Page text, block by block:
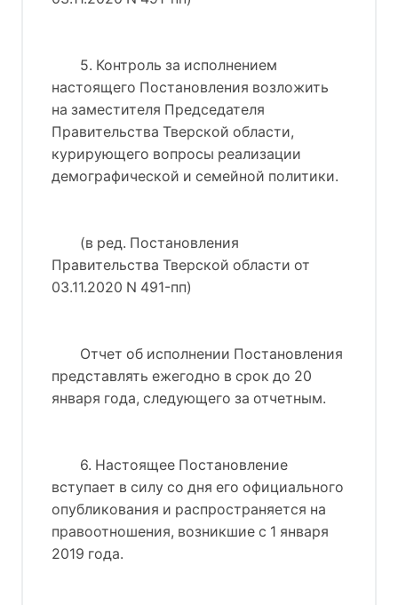
5. Контроль за исполнением
настоящего Постановления возложить
на заместителя Председателя
Правительства Тверской области,
курирующего вопросы реализации
демографической и семейной политики.
(в ред. Постановления
Правительства Тверской области от
03.11.2020 N 491-пп)
Отчет об исполнении Постановления
представлять ежегодно в срок до 20
января года, следующего за отчетным.
6. Настоящее Постановление
вступает в силу со дня его официального
опубликования и распространяется на
правоотношения, возникшие с 1 января
2019 года.